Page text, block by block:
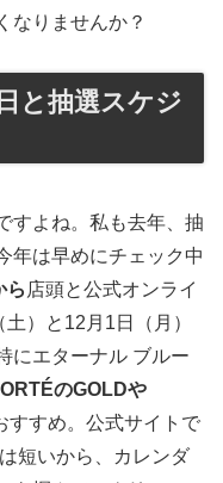
なりませんか？
と抽選スケジ
すよね。私も去年、抽
年は早めにチェック中
ら 店頭と公式オンライ
）と12月1日（月）
にエターナル ブルー
のGOLDや
すすめ。公式サイトで
短いから、カレンダ